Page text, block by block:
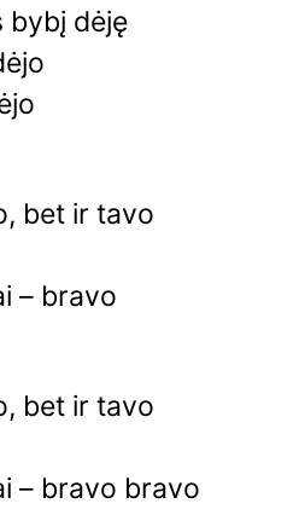
bybį dėję
bet ir tavo
– bravo
bet ir tavo
– bravo bravo